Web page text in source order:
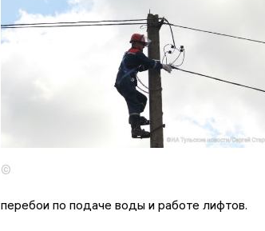
©
перебои по подаче воды и работе лифтов.